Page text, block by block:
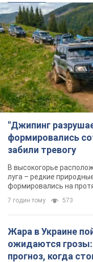
"Джипинг
формировались
забили тревогу
В высокогорье
луга – редкие
формировались на
7 годин тому 573
Жара в Украине
ожидаются
прогноз, когда